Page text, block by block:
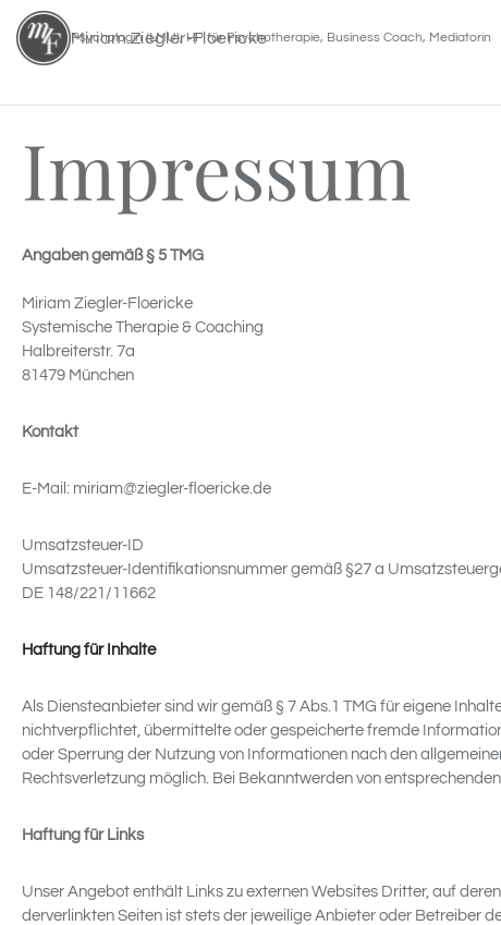
Skip
content
Miriam Ziegler-Floericke
Psychologin (LMU), HP für Psychotherapie, Business Coach, Mediatorin
Impressum
Angaben gemäß § 5 TMG
Miriam Ziegler-Floericke
Systemische Therapie & Coaching
Halbreiterstr. 7a
81479 München
Kontakt
E-Mail: miriam@ziegler-floericke.de
Umsatzsteuer-ID
Umsatzsteuer-Identifikationsnummer gemäß §27 a
DE 148/221/11662
Haftung für Inhalte
Als Diensteanbieter sind wir gemäß § 7 Abs.1 TMG für eigene
nichtverpflichtet, übermittelte oder gespeicherte fremde
oder Sperrung der Nutzung von Informationen nach den
Rechtsverletzung möglich. Bei Bekanntwerden von
Haftung für Links
Unser Angebot enthält Links zu externen Websites Dritter, auf
derverlinkten Seiten ist stets der jeweilige Anbieter oder Betreiber